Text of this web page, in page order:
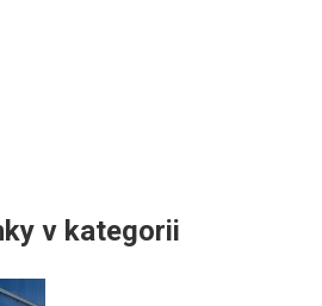
v kategorii